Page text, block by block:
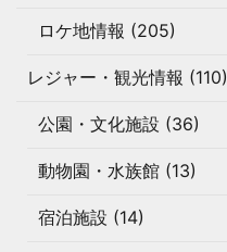
ロケ地情報 (205)
レジャー・観光情報 (110)
公園・文化施設 (36)
動物園・水族館 (13)
宿泊施設 (14)